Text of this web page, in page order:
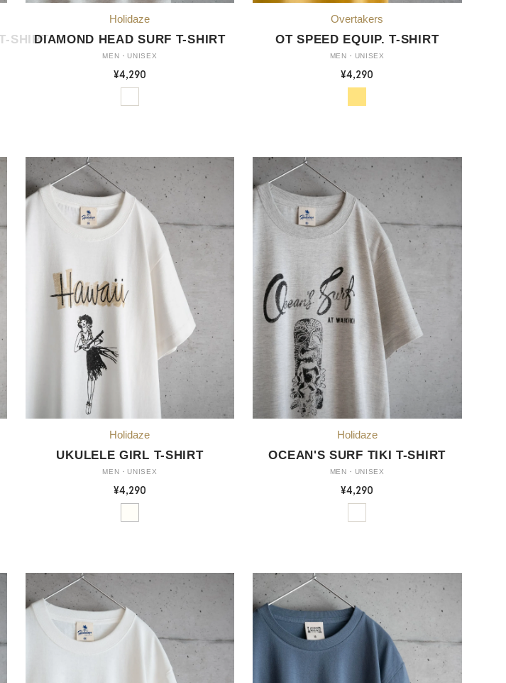
SHIRTDIAMOND HEAD SURF T-SHIRT
MEN・UNISEX
¥4,290
OT SPEED EQUIP. T-SHIRT
MEN・UNISEX
¥4,290
UKULELE GIRL T-SHIRT
MEN・UNISEX
¥4,290
OCEAN'S SURF TIKI T-SHIRT
MEN・UNISEX
¥4,290